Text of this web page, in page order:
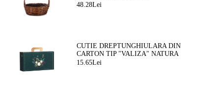
48.28Lei
CUTIE DREPTUNGHIULARA DIN
CARTON TIP "VALIZA" NATURA
FERMEATA VERDE/AURIE, 33,0 X 18,5
15.65Lei